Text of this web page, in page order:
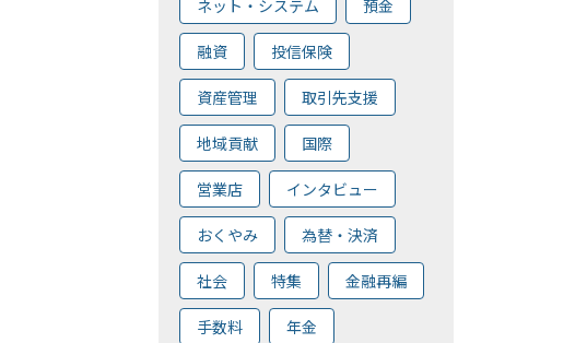
ネット・システム 預金
融資 投信保険
資産管理 取引先支援
地域貢献 国際
営業店 インタビュー
おくやみ 為替・決済
社会 特集 金融再編
手数料 年金